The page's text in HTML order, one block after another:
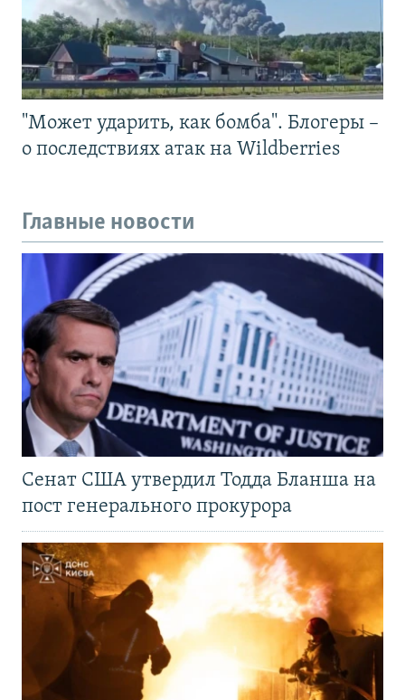
"Может ударить, как бомба". Блогеры –
о последствиях атак на Wildberries
Главные новости
Сенат США утвердил Тодда Бланша на
пост генерального прокурора